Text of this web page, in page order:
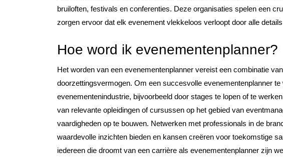
bruiloften, festivals en conferenties. Deze organisaties spelen een
zorgen ervoor dat elk evenement vlekkeloos verloopt door alle
Hoe word ik evenementenplanner?
Het worden van een evenementenplanner vereist een combinatie
doorzettingsvermogen. Om een succesvolle evenementenplanner
evenementenindustrie, bijvoorbeeld door stages te lopen of te
van relevante opleidingen of cursussen op het gebied van
vaardigheden op te bouwen. Netwerken met professionals in de
waardevolle inzichten bieden en kansen creëren voor toekomstige
iedereen die droomt van een carrière als evenementenplanner zijn